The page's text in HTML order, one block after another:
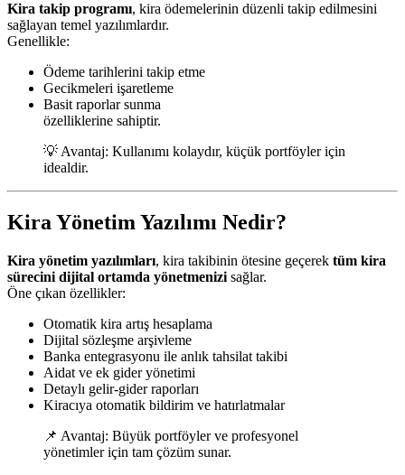
Kira takip programı, kira ödemelerinin düzenli takip edilmesini
sağlayan temel yazılımlardır.
Genellikle:
Ödeme tarihlerini takip etme
Gecikmeleri işaretleme
Basit raporlar sunma
özelliklerine sahiptir.
💡 Avantaj: Kullanımı kolaydır, küçük portföyler için
idealdir.
Kira Yönetim Yazılımı Nedir?
Kira yönetim yazılımları, kira takibinin ötesine geçerek tüm kira
sürecini dijital ortamda yönetmenizi sağlar.
Öne çıkan özellikler:
Otomatik kira artış hesaplama
Dijital sözleşme arşivleme
Banka entegrasyonu ile anlık tahsilat takibi
Aidat ve ek gider yönetimi
Detaylı gelir-gider raporları
Kiracıya otomatik bildirim ve hatırlatmalar
📌 Avantaj: Büyük portföyler ve profesyonel
yönetimler için tam çözüm sunar.